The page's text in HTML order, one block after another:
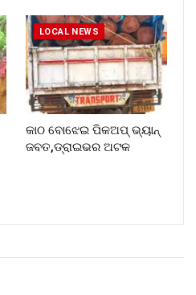
LOCAL NEWS
କାଠ ବୋଝେଇ ପିକଅପ୍ ଭ୍ୟାନ୍
ଜବତ,ଡ୍ରାଇଭର ଅଟକ